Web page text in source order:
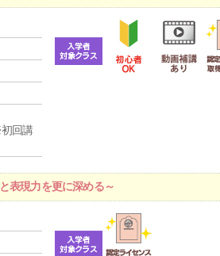
回講
表現力を更に深める～